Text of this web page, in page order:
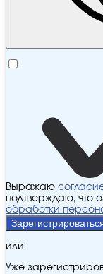
Выражаю
подтверждаю, что
обработки
или
Уже